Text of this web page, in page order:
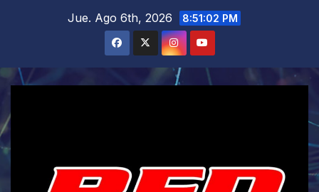
Jue. Ago 6th, 2026 8:51:03 PM